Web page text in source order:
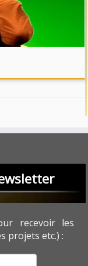
recevoir les
projets etc.) :